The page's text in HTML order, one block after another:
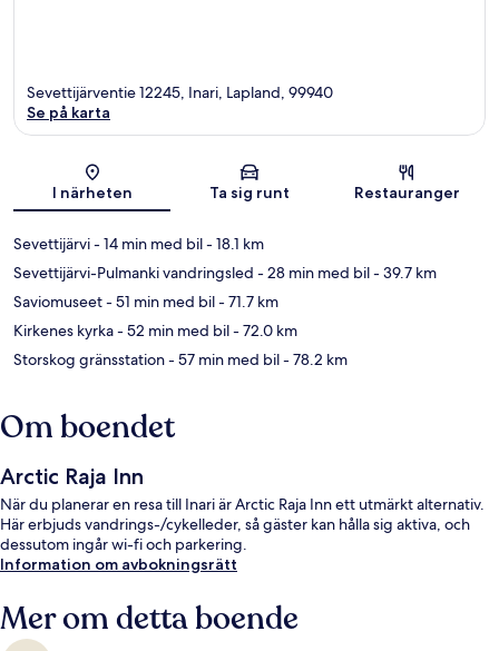
Karta
Sevettijärventie 12245, Inari, Lapland, 99940
Se på karta
I närheten Ta sig runt Restauranger
Sevettijärvi- 14 min med bil- 18.1 km
Sevettijärvi-Pulmanki vandringsled - 28 min med bil- 39.7 km
Saviomuseet- 51 min med bil- 71.7 km
Kirkenes kyrka- 52 min med bil- 72.0 km
Storskog gränsstation- 57 min med bil- 78.2 km
Om boendet
Arctic Raja Inn
När du planerar en resa till Inari är Arctic Raja Inn ett utmärkt alternativ.
Här erbjuds vandrings-/cykelleder, så gäster kan hålla sig aktiva, och
dessutom ingår wi-fi och parkering.
Information om avbokningsrätt
Mer om detta boende